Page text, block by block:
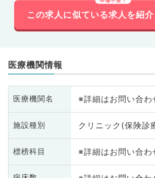
この求人に似ている求人を紹
医療機関情報
医療機関名 ※詳細はお問い合わ
施設種別 クリニック(保険診
標榜科目 ※詳細はお問い合わ